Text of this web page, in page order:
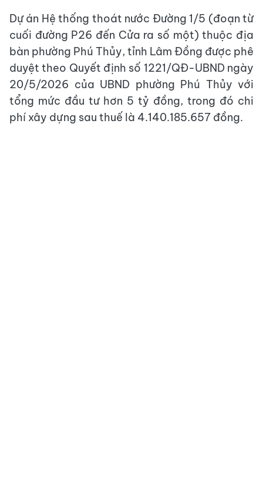
Dự án Hệ thống thoát nước Đường 1/5 (đoạn từ
cuối đường P26 đến Cửa ra số một) thuộc địa
bàn phường Phú Thủy, tỉnh Lâm Đồng được phê
duyệt theo Quyết định số 1221/QĐ-UBND ngày
20/5/2026 của UBND phường Phú Thủy với
tổng mức đầu tư hơn 5 tỷ đồng, trong đó chi
phí xây dựng sau thuế là 4.140.185.657 đồng.